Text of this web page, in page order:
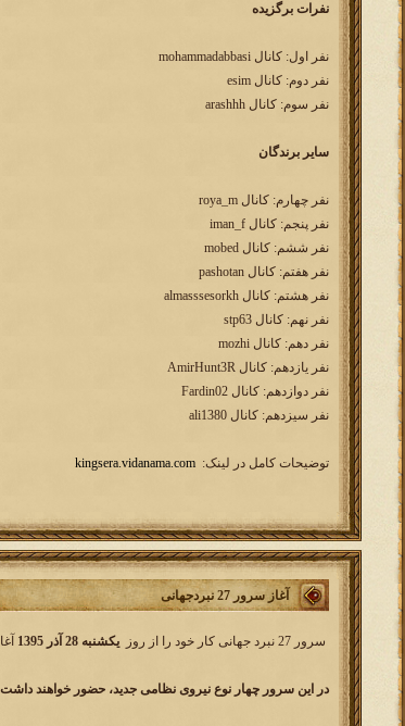
نفرات برگزیده
نفر اول: کانال mohammadabbasi
نفر دوم: کانال esim
نفر سوم: کانال arashhh
سایر برندگان
نفر چهارم: کانال roya_m
نفر پنجم: کانال iman_f
نفر ششم: کانال mobed
نفر هفتم: کانال pashotan
نفر هشتم: کانال almasssesorkh
نفر نهم: کانال stp63
نفر دهم: کانال mozhi
نفر یازدهم: کانال AmirHunt3R
نفر دوازدهم: کانال Fardin02
نفر سیزدهم: کانال ali1380
توضیحات کامل در لینک:kingsera.vidanama.com
آغاز سرور 27 نبردجهانی
سرور 27 نبرد جهانی کار خود را از روز یکشنبه 28 آذر 1395
در این سرور چهار نوع نیروی نظامی جدید، حضور خواهند